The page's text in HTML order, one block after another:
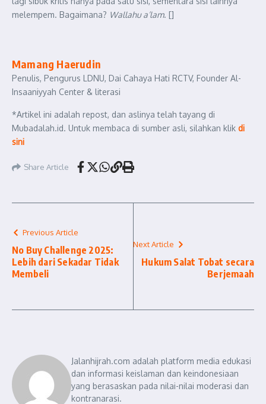
melempem. Bagaimana? Wallahu a’lam. []
Mamang Haerudin
Penulis, Pengurus LDNU, Dai Cahaya Hati RCTV, Founder Al-
Insaaniyyah Center & literasi
*Artikel ini adalah repost, dan aslinya telah tayang di
Mubadalah.id. Untuk membaca di sumber asli, silahkan klik di
sini
Share Article
Previous Article
No Buy Challenge 2025:
Lebih dari Sekadar Tidak
Membeli
Next Article
Hukum Salat Tobat secara
Berjemaah
Jalanhijrah.com adalah platform media edukasi
dan informasi keislaman dan keindonesiaan
yang berasaskan pada nilai-nilai moderasi dan
kontranarasi.